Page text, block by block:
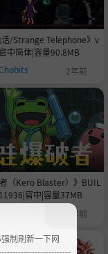
话/Strange Telephone》v
中简体|容量90.8MB
2年前
者（Kero Blaster）》BUIL
官中|容量37MB
2年前
制刷新一下网